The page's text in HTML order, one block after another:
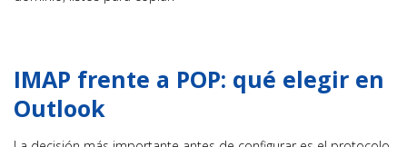
IMAP frente a POP: qué elegir en
Outlook